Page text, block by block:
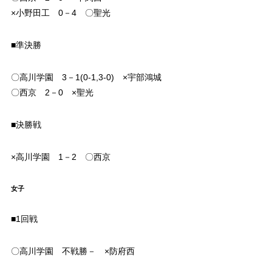
×小野田工 0－4 〇聖光
■準決勝
〇高川学園 3－1(0-1,3-0) ×宇部鴻城
〇西京 2－0 ×聖光
■決勝戦
×高川学園 1－2 〇西京
女子
■1回戦
〇高川学園 不戦勝－ ×防府西